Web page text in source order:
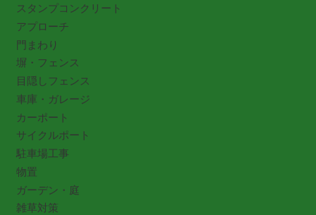
スタンプコンクリート
アプローチ
門まわり
塀・フェンス
目隠しフェンス
車庫・ガレージ
カーポート
サイクルポート
駐車場工事
物置
ガーデン・庭
雑草対策